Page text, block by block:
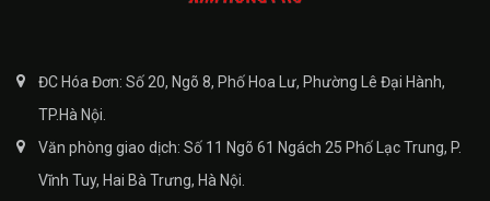
ĐC Hóa Đơn: Số 20, Ngõ 8, Phố Hoa Lư, Phường Lê Đại Hành,
TP.Hà Nội.
Văn phòng giao dịch: Số 11 Ngõ 61 Ngách 25 Phố Lạc Trung, P.
Vĩnh Tuy, Hai Bà Trưng, Hà Nội.